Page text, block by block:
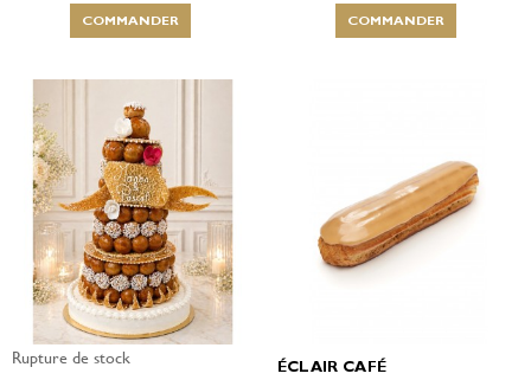
COMMANDER COMMANDER
Rupture de stock ÉCLAIR CAFÉ